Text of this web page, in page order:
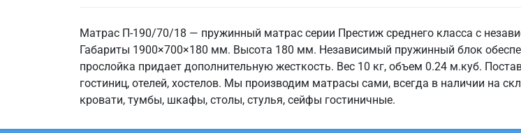
Матрас П-190/70/18 — пружинный матрас серии Престиж среднего класса с
Габариты 1900×700×180 мм. Высота 180 мм. Независимый пружинный блок
прослойка придает дополнительную жесткость. Вес 10 кг, объем 0.24 м.куб.
гостиниц, отелей, хостелов. Мы производим матрасы сами, всегда в наличии на
кровати, тумбы, шкафы, столы, стулья, сейфы гостиничные.